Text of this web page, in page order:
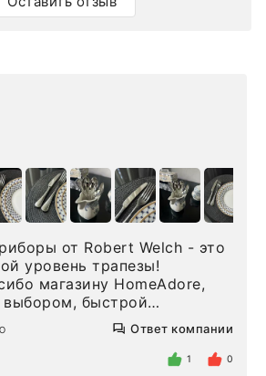
от Robert Welch - это
уровень трапезы!
магазину HomeAdore,
выбором, быстрой
сервисом. Один раз
забирала чайные ложки,
много антикварной посуды,
Ответ компании
1 0